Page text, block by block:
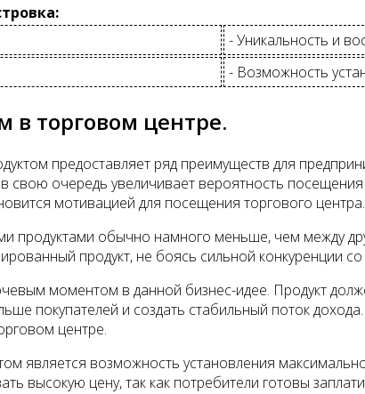
- Уникальность и
- Возможность
в торговом центре.
предоставляет ряд преимуществ для
свою очередь увеличивает вероятность
мотивацией для посещения торгового центра.
продуктами обычно намного меньше, чем между
продукт, не боясь сильной конкуренции
моментом в данной бизнес-идее. Продукт
покупателей и создать стабильный поток
центре.
является возможность установления
высокую цену, так как потребители готовы